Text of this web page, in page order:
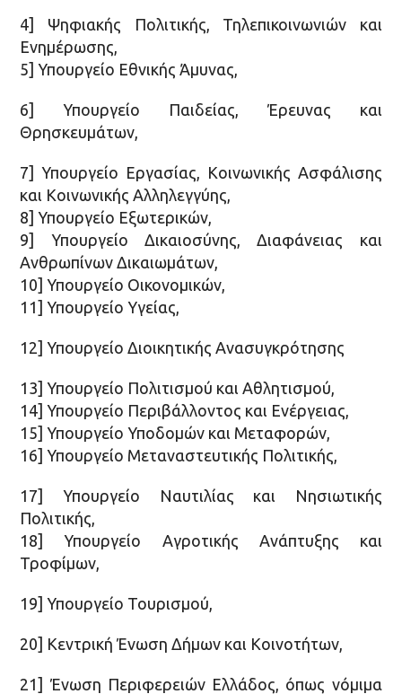
4] Ψηφιακής Πολιτικής, Τηλεπικοινωνιών και
Ενημέρωσης,
5] Υπουργείο Εθνικής Άμυνας,
6] Υπουργείο Παιδείας, Έρευνας και
Θρησκευμάτων,
7] Υπουργείο Εργασίας, Κοινωνικής Ασφάλισης
και Κοινωνικής Αλληλεγγύης,
8] Υπουργείο Εξωτερικών,
9] Υπουργείο Δικαιοσύνης, Διαφάνειας και
Ανθρωπίνων Δικαιωμάτων,
10] Υπουργείο Οικονομικών,
11] Υπουργείο Υγείας,
12] Υπουργείο Διοικητικής Ανασυγκρότησης
13] Υπουργείο Πολιτισμού και Αθλητισμού,
14] Υπουργείο Περιβάλλοντος και Ενέργειας,
15] Υπουργείο Υποδομών και Μεταφορών,
16] Υπουργείο Μεταναστευτικής Πολιτικής,
17] Υπουργείο Ναυτιλίας και Νησιωτικής
Πολιτικής,
18] Υπουργείο Αγροτικής Ανάπτυξης και
Τροφίμων,
19] Υπουργείο Τουρισμού,
20] Κεντρική Ένωση Δήμων και Κοινοτήτων,
21] Ένωση Περιφερειών Ελλάδος, όπως νόμιμα